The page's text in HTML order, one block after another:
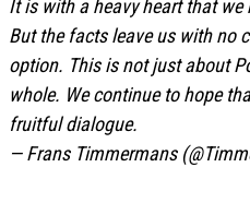
It is with a heavy heart that
But the facts leave us with no
option. This is not just about
whole. We continue to hope
fruitful dialogue.
— Frans Timmermans